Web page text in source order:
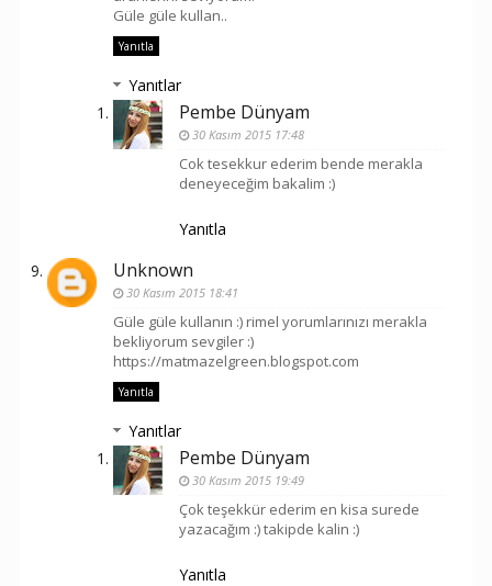
Güle güle kullan..
Yanıtla
Yanıtlar
Pembe Dünyam
30 Kasım 2015 17:48
Cok tesekkur ederim bende merakla
deneyeceğim bakalim :)
Yanıtla
Unknown
30 Kasım 2015 18:41
Güle güle kullanın :) rimel yorumlarınızı merakla
bekliyorum sevgiler :)
https://matmazelgreen.blogspot.com
Yanıtla
Yanıtlar
Pembe Dünyam
30 Kasım 2015 19:49
Çok teşekkür ederim en kisa surede
yazacağım :) takipde kalin :)
Yanıtla